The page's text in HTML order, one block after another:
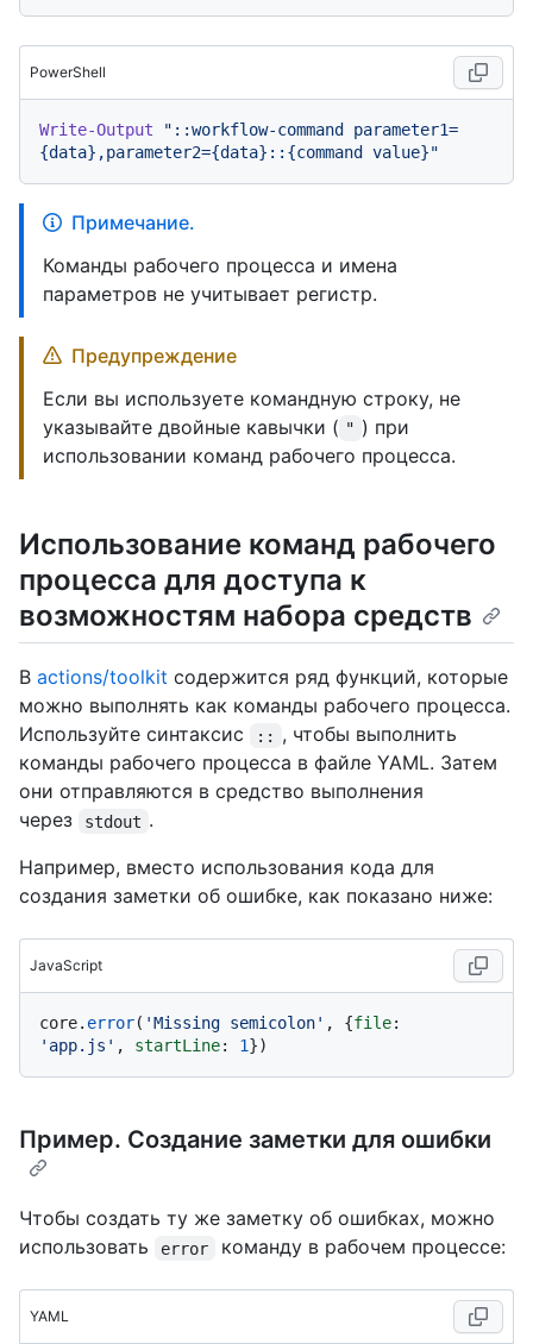
PowerShell
Write-Output
"::workflow-command parameter1=
{data},parameter2={data}::{command value}"
Примечание.
Команды рабочего процесса и имена
параметров не учитывает регистр.
Предупреждение
Если вы используете командную строку, не
указывайте двойные кавычки ( " ) при
использовании команд рабочего процесса.
Использование команд рабочего
процесса для доступа к
возможностям набора средств
В actions/toolkit содержится ряд функций, которые
можно выполнять как команды рабочего процесса.
Используйте синтаксис
::
, чтобы выполнить
команды рабочего процесса в файле YAML. Затем
они отправляются в средство выполнения
через
stdout .
Например, вместо использования кода для
создания заметки об ошибке, как показано ниже:
JavaScript
core. error( 'Missing semicolon' , {file
'app.js' , startLine: 1
Пример. Создание заметки для ошибки
Чтобы создать ту же заметку об ошибках, можно
использовать
error команду в рабочем процессе:
YAML